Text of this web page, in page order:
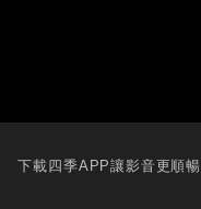
下載四季APP讓影音更順暢